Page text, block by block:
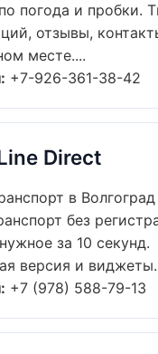
погода и пробки.
отзывы,
месте....
+7-926-361-38-42
Direct
в Волгоград
без
за 10 секунд.
версия и
+7 (978) 588-79-13